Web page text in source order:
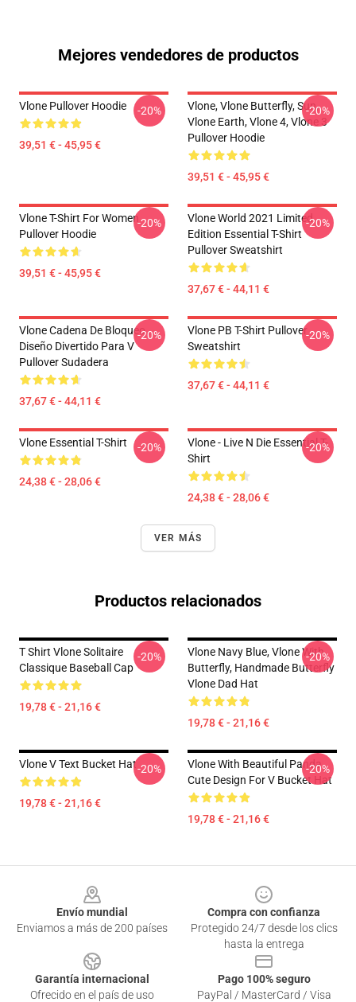
Mejores vendedores de productos
Vlone Pullover Hoodie
39,51 € - 45,95 €
-20%
Vlone, Vlone Butterfly, Sun,
Vlone Earth, Vlone 4, Vlone 3
Pullover Hoodie
39,51 € - 45,95 €
-20%
Vlone T-Shirt For Women
Pullover Hoodie
39,51 € - 45,95 €
-20%
Vlone World 2021 Limited
Edition Essential T-Shirt
Pullover Sweatshirt
37,67 € - 44,11 €
-20%
Vlone Cadena De Bloqueo ,
Diseño Divertido Para V
Pullover Sudadera
37,67 € - 44,11 €
-20%
Vlone PB T-Shirt Pullover
Sweatshirt
37,67 € - 44,11 €
-20%
Vlone Essential T-Shirt
24,38 € - 28,06 €
-20%
Vlone - Live N Die Essential T-
Shirt
24,38 € - 28,06 €
-20%
VER MÁS
Productos relacionados
T Shirt Vlone Solitaire
Classique Baseball Cap
19,78 € - 21,16 €
-20%
Vlone Navy Blue, Vlone With
Butterfly, Handmade Butterfly
Vlone Dad Hat
19,78 € - 21,16 €
-20%
Vlone V Text Bucket Hat
19,78 € - 21,16 €
-20%
Vlone With Beautiful Panda ,
Cute Design For V Bucket Hat
19,78 € - 21,16 €
-20%
Envío mundial
Enviamos a más de 200 países
Compra con confianza
Protegido 24/7 desde los clics
hasta la entrega
Garantía internacional
Ofrecido en el país de uso
Pago 100% seguro
PayPal / MasterCard / Visa